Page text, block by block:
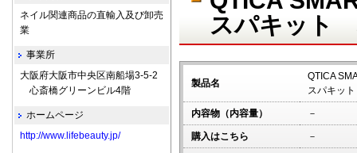
スパキット
製品名
QTICA
スパキット
内容物（内容量） －
購入はこちら －
ネイル関連商品の直輸入及び卸売
業
事業所
大阪府大阪市中央区南船場3-5-2
心斎橋グリーンビル4階
ホームページ
http://www.lifebeauty.jp/